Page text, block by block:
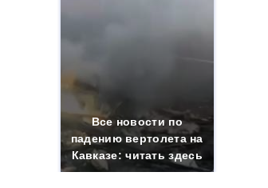
Все новости по
падению вертолета на
Кавказе: читать здесь